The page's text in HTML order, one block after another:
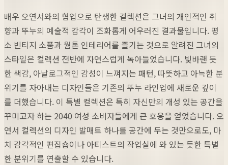
배우 오연서와의 협업으로 탄생한 컬렉션은 그녀의 개인적인 취
향과 뚜누의 예술적 감각이 조화롭게 어우러진 결과물입니다. 평
소 빈티지 소품과 웜톤 인테리어를 즐기는 것으로 알려진 그녀의
스타일은 컬렉션 전반에 자연스럽게 녹아들었습니다. 빛바랜 듯
한 색감, 아날로그적인 감성이 느껴지는 패턴, 따뜻하고 아늑한 분
위기를 자아내는 디자인들은 기존의 뚜누 라인업에 새로운 깊이
를 더했습니다. 이 특별 컬렉션은 특히 자신만의 개성 있는 공간을
꾸미고자 하는 2040 여성 소비자들에게 큰 호응을 얻었습니다. 오
연서 컬렉션의 디자인 발매트 하나를 공간에 두는 것만으로도, 마
치 감각적인 편집숍이나 아티스트의 작업실에 와 있는 듯한 특별
한 분위기를 연출할 수 있습니다.